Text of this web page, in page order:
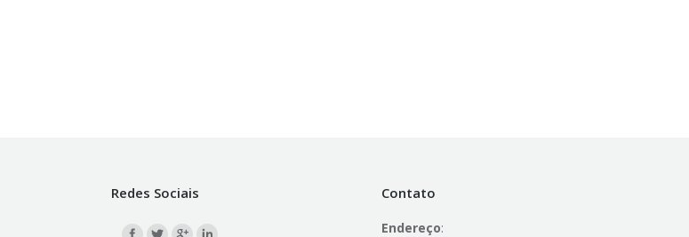
Redes Sociais
Find us on:
Contato
Endereço: